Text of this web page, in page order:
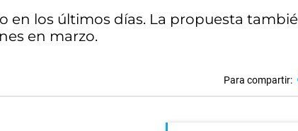
en los últimos días. La propuesta
en marzo.
Para compartir: